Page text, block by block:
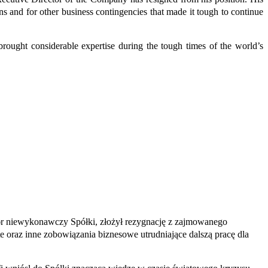
and for other business contingencies that made it tough to continue
considerable expertise during the tough times of the world’s
Spółki, złożył rezygnację z zajmowanego
inne zobowiązania biznesowe utrudniające dalszą pracę dla